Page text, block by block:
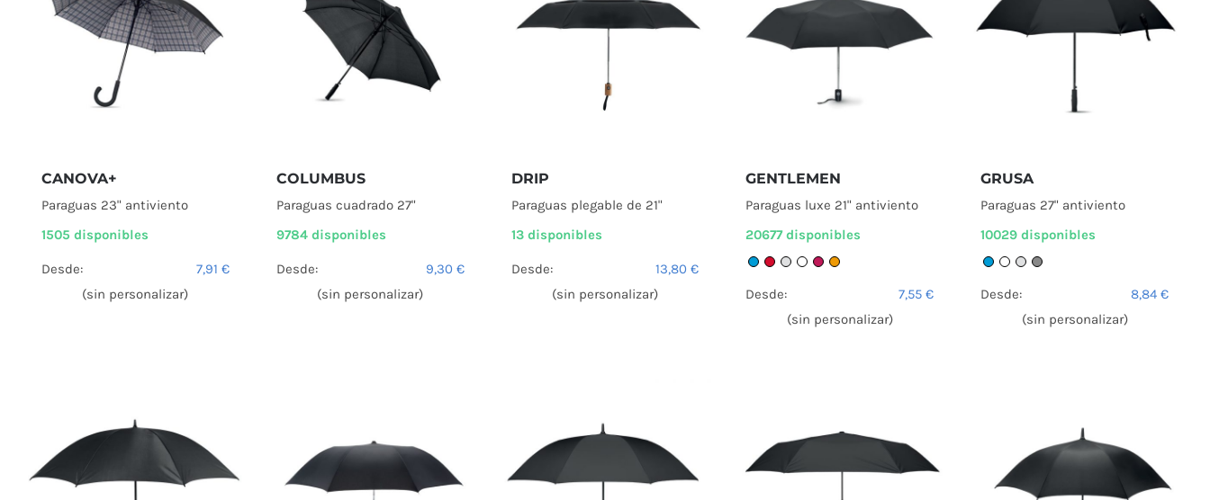
CANOVA+
Paraguas 23" antiviento
1505 disponibles
Desde: 7,91 €
(sin personalizar)
COLUMBUS
Paraguas cuadrado 27"
9784 disponibles
Desde: 9,30 €
(sin personalizar)
DRIP
Paraguas plegable de 21"
13 disponibles
Desde: 13,80€
(sin personalizar)
GENTLEMEN
Paraguas luxe 21" antiviento
20677 disponibles
Desde: 7,55€
(sin personalizar)
GRUSA
Paraguas 27" antiviento
10029 disponibles
Desde: 8,84 €
(sin personalizar)